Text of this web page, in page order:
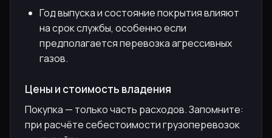
Год выпуска и состояние покрытия влияют
на срок службы, особенно если
предполагается перевозка агрессивных
газов.
Цены и стоимость владения
Покупка — только часть расходов. Запомните:
при расчёте себестоимости грузоперевозок